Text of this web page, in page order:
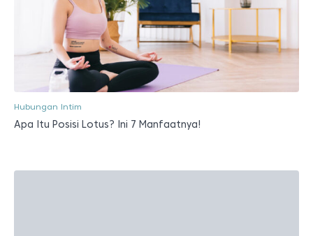
Hubungan Intim
Apa Itu Posisi Lotus? Ini 7 Manfaatnya!